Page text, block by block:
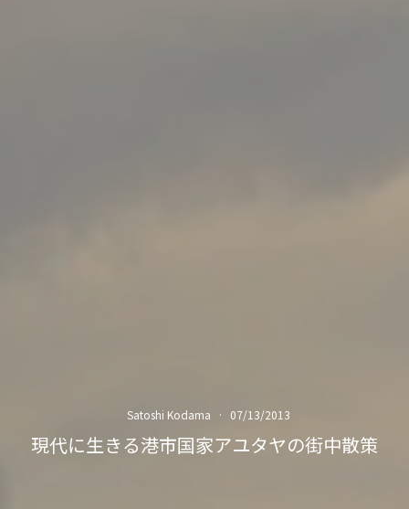
Satoshi Kodama · 07/13/2013
現代に生きる港市国家アユタヤの街中散策